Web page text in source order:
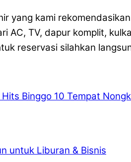
yang kami
AC, TV, dapur komplit,
reservasi silahkan
Binggo 10 Tempat